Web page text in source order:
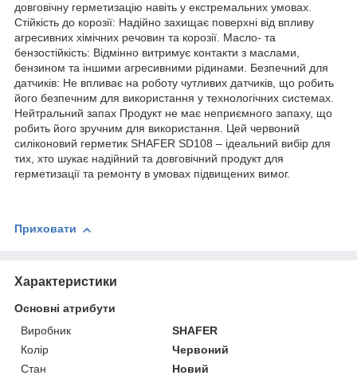
довговічну герметизацію навіть у екстремальних умовах.
Стійкість до корозії: Надійно захищає поверхні від впливу
агресивних хімічних речовин та корозії. Масло- та
бензостійкість: Відмінно витримує контакти з маслами,
бензином та іншими агресивними рідинами. Безпечний для
датчиків: Не впливає на роботу чутливих датчиків, що робить
його безпечним для використання у технологічних системах.
Нейтральний запах Продукт не має неприємного запаху, що
робить його зручним для використання. Цей червоний
силіконовий герметик SHAFER SD108 – ідеальний вибір для
тих, хто шукає надійний та довговічний продукт для
герметизації та ремонту в умовах підвищених вимог.
Приховати
Характеристики
Основні атрибути
Виробник
SHAFER
Колір
Червоний
Стан
Новий